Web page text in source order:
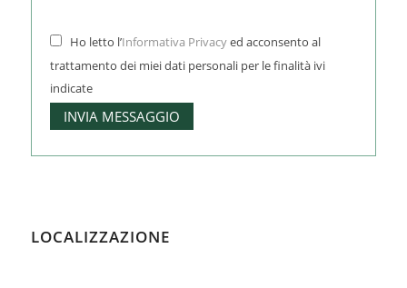
Ho letto l’Informativa Privacyed acconsento al
trattamento dei miei dati personali per le finalità ivi
indicate
LOCALIZZAZIONE